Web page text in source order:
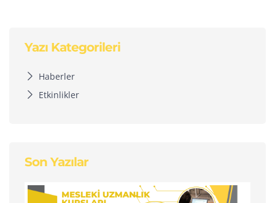
Yazı Kategorileri
Haberler
Etkinlikler
Son Yazılar